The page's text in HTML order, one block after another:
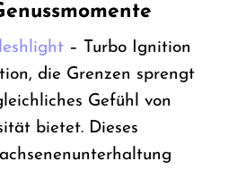
– Turbo Ignition
die Grenzen sprengt
Gefühl von
bietet. Dieses